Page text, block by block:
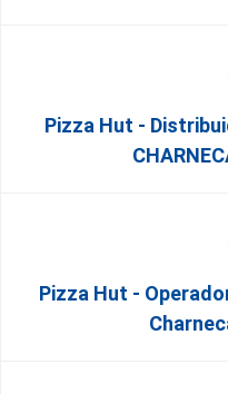
Pizza Hut -
Pizza Hut -